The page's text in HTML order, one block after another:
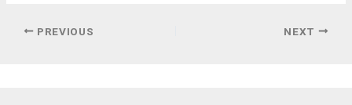
PREVIOUS NEXT